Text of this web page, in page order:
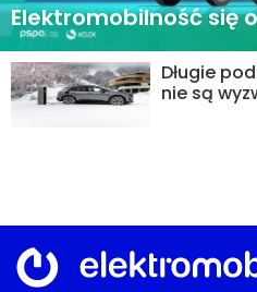
Elektromobilność się
Długie
nie są